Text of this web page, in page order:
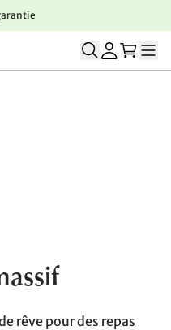
rêve pour des repas